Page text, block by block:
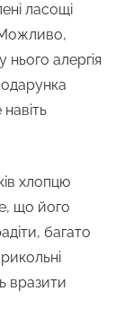
ласощі
Можливо,
алергія
хлопцю
що його
багато
вразити